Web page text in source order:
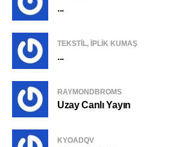
...
TEKSTIL, IPLIK KUMAŞ
...
RAYMONDBROMS
Uzay Canlı Yayın
KYOADQV